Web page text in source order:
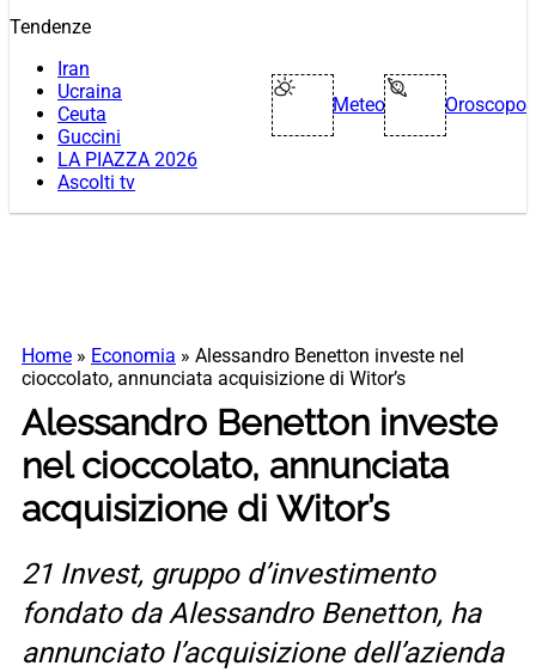
Tendenze
Iran
Ucraina
Ceuta
Guccini
LA PIAZZA 2026
Ascolti tv
Meteo Oroscopo
Home » Economia » Alessandro Benetton investe nel
cioccolato, annunciata acquisizione di Witor’s
Alessandro Benetton investe
nel cioccolato, annunciata
acquisizione di Witor’s
21 Invest, gruppo d’investimento
fondato da Alessandro Benetton, ha
annunciato l’acquisizione dell’azienda